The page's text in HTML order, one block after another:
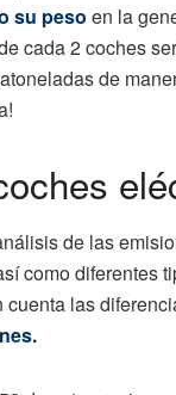
su peso en la
cada 2 coches
de
de las
como diferentes
cuenta las